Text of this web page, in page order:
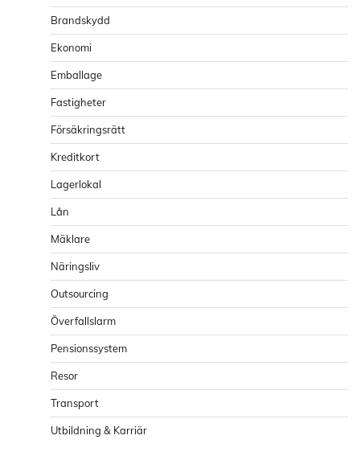
Brandskydd
Ekonomi
Emballage
Fastigheter
Försäkringsrätt
Kreditkort
Lagerlokal
Lån
Mäklare
Näringsliv
Outsourcing
Överfallslarm
Pensionssystem
Resor
Transport
Utbildning & Karriär